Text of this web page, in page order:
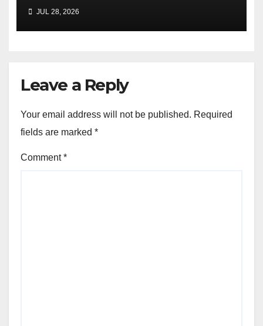
JUL 28, 2026
Leave a Reply
Your email address will not be published. Required
fields are marked *
Comment*